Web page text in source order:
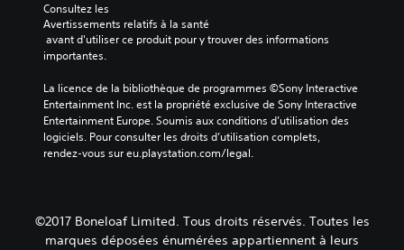
Consultez les
Avertissements relatifs à la santé
importantes.
La licence de la bibliothèque de programmes ©Sony Interactive
Entertainment Inc. est la propriété exclusive de Sony Interactive
Entertainment Europe. Soumis aux conditions d’utilisation des
logiciels. Pour consulter les droits d’utilisation complets,
rendez-vous sur eu.playstation.com/legal.
©2017 Boneloaf Limited. Tous droits réservés. Toutes les
marques déposées énumérées appartiennent à leurs